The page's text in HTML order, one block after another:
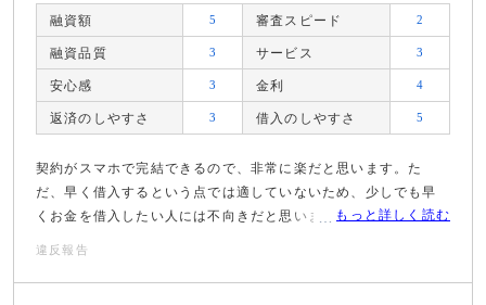
融資額 5 審査スピード 2
融資品質 3 サービス 3
安心感 3 金利 4
返済のしやすさ 3 借入のしやすさ 5
契約がスマホで完結できるので、非常に楽だと思います。た
だ、早く借入するという点では適していないため、少しでも早
くお金を借入したい人には不向きだと思います。もっと詳しく読む
違反報告